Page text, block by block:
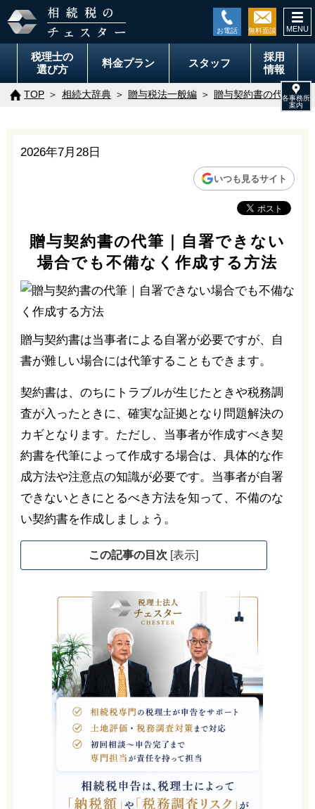
税理士の
選び方
料金プラン スタッフ
採用
情報
TOP 相続大辞典 贈与税法一般編 贈与契約書の代筆｜
2026年7月28日
いつも見るサイト
贈与契約書の代筆｜自署できない
場合でも不備なく作成する方法
贈与契約書は当事者による自署が必要ですが、自
書が難しい場合には代筆することもできます。
契約書は、のちにトラブルが生じたときや税務調
査が入ったときに、確実な証拠となり問題解決の
カギとなります。ただし、当事者が作成すべき契
約書を代筆によって作成する場合は、具体的な作
成方法や注意点の知識が必要です。当事者が自署
できないときにとるべき方法を知って、不備のな
い契約書を作成しましょう。
この記事の目次 [表示]